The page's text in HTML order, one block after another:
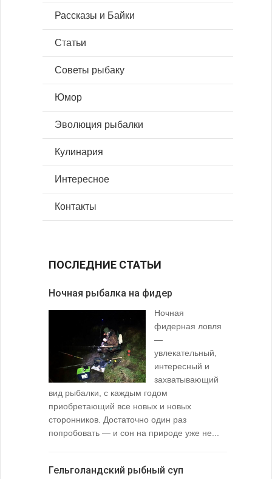
Рассказы и Байки
Статьи
Советы рыбаку
Юмор
Эволюция рыбалки
Кулинария
Интересное
Контакты
ПОСЛЕДНИЕ СТАТЬИ
Ночная рыбалка на фидер
Ночная
фидерная ловля
—
увлекательный,
интересный и
захватывающий
вид рыбалки, с каждым годом
приобретающий все новых и новых
сторонников. Достаточно один раз
попробовать — и сон на природе уже не...
Гельголандский рыбный суп